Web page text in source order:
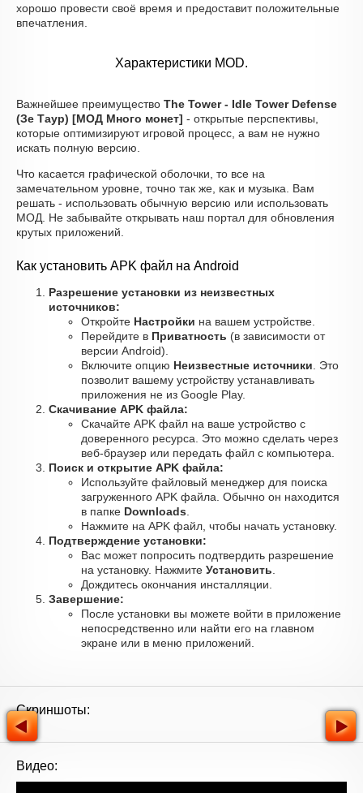
хорошо провести своё время и предоставит положительные
впечатления.
Характеристики MOD.
Важнейшее преимущество The Tower - Idle Tower Defense
(Зе Таур) [МОД Много монет] - открытые перспективы,
которые оптимизируют игровой процесс, а вам не нужно
искать полную версию.
Что касается графической оболочки, то все на
замечательном уровне, точно так же, как и музыка. Вам
решать - использовать обычную версию или использовать
МОД. Не забывайте открывать наш портал для обновления
крутых приложений.
Как установить APK файл на Android
Разрешение установки из неизвестных
источников:
Откройте Настройки на вашем устройстве.
Перейдите в Приватность (в зависимости от
версии Android).
Включите опцию Неизвестные источники . Это
позволит вашему устройству устанавливать
приложения не из Google Play.
Скачивание APK файла:
Скачайте APK файл на ваше устройство с
доверенного ресурса. Это можно сделать через
веб-браузер или передать файл с компьютера.
Поиск и открытие APK файла:
Используйте файловый менеджер для поиска
загруженного APK файла. Обычно он находится
в папке Downloads
Нажмите на APK файл, чтобы начать установку.
Подтверждение установки:
Вас может попросить подтвердить разрешение
на установку. Нажмите Установить
Дождитесь окончания инсталляции.
Завершение:
После установки вы можете войти в приложение
непосредственно или найти его на главном
экране или в меню приложений.
Скриншоты:
Видео: